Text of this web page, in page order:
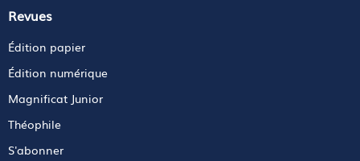
Revues
Édition papier
Édition numérique
Magnificat Junior
Théophile
S'abonner